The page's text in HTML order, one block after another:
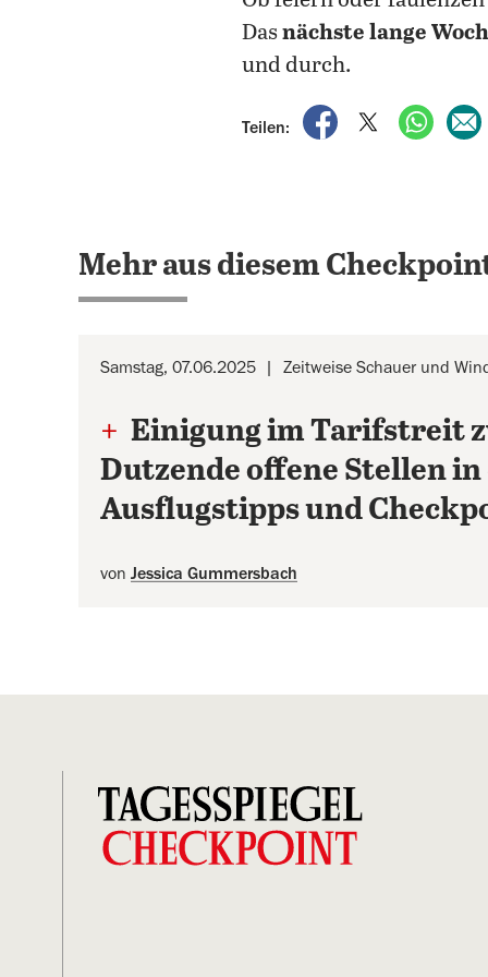
Dasnächste lange
und durch.
Teilen:
auf Facebook teilen
auf X teilen
per
Mehr aus diesem
Samstag, 07.06.2025 Zeitweise Schauer und
+ Einigung im Tarifstreit
Dutzende offene Stellen
Ausflugstipps und
von Jessica Gummersbach